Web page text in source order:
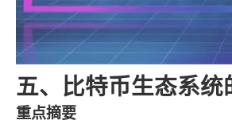
五、比特币生态系统
重点摘要